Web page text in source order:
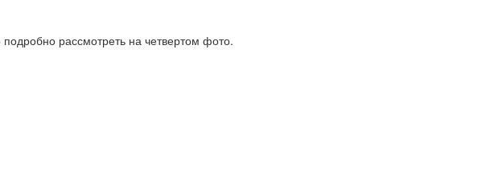
подробно рассмотреть на четвертом фото.